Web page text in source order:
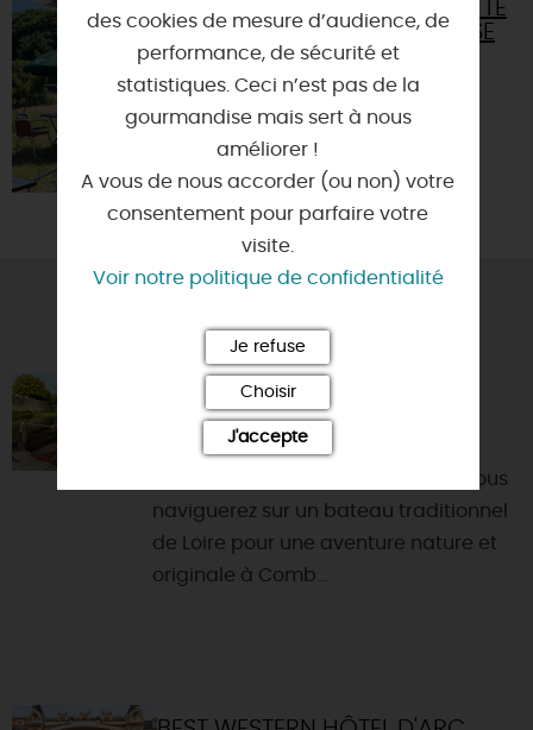
GUINGUETTE
DE L'ÉCLUSE
VOUS AIMEREZ AUSSI
ESCAPADES LIGÉRIENNES
45800 - COMBLEUX
Avec Les Escapades Ligériennes, vous
naviguerez sur un bateau traditionnel
de Loire pour une aventure nature et
originale à Comb...
des cookies de mesure d’audience, de
performance, de sécurité et
statistiques. Ceci n’est pas de la
gourmandise mais sert à nous
améliorer !
A vous de nous accorder (ou non) votre
consentement pour parfaire votre
visite.
Voir notre politique de confidentialité
Je refuse
Choisir
J'accepte